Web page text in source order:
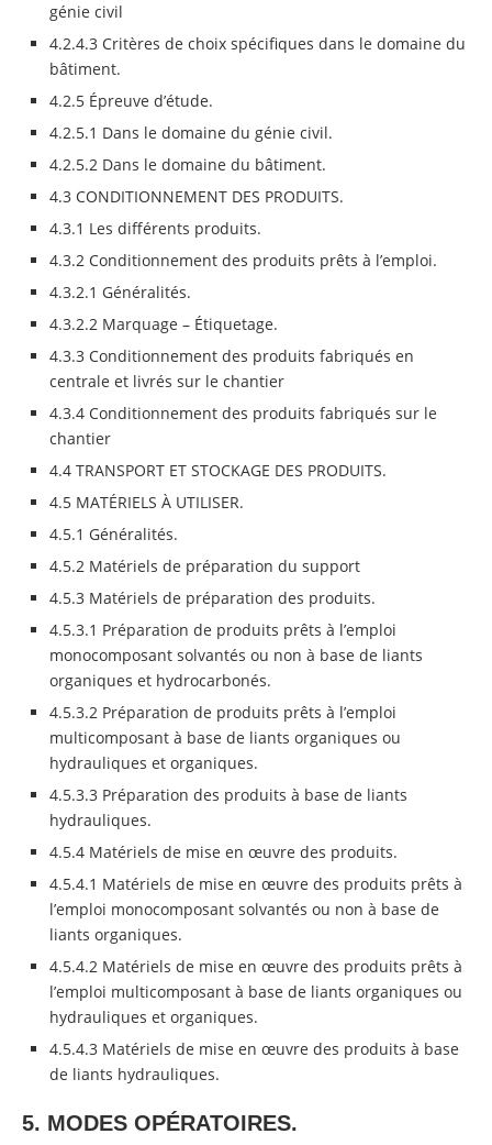
génie civil
4.2.4.3 Critères de choix spécifiques dans le domaine du
bâtiment.
4.2.5 Épreuve d’étude.
4.2.5.1 Dans le domaine du génie civil.
4.2.5.2 Dans le domaine du bâtiment.
4.3 CONDITIONNEMENT DES PRODUITS.
4.3.1 Les différents produits.
4.3.2 Conditionnement des produits prêts à l’emploi.
4.3.2.1 Généralités.
4.3.2.2 Marquage – Étiquetage.
4.3.3 Conditionnement des produits fabriqués en
centrale et livrés sur le chantier
4.3.4 Conditionnement des produits fabriqués sur le
chantier
4.4 TRANSPORT ET STOCKAGE DES PRODUITS.
4.5 MATÉRIELS À UTILISER.
4.5.1 Généralités.
4.5.2 Matériels de préparation du support
4.5.3 Matériels de préparation des produits.
4.5.3.1 Préparation de produits prêts à l’emploi
monocomposant solvantés ou non à base de liants
organiques et hydrocarbonés.
4.5.3.2 Préparation de produits prêts à l’emploi
multicomposant à base de liants organiques ou
hydrauliques et organiques.
4.5.3.3 Préparation des produits à base de liants
hydrauliques.
4.5.4 Matériels de mise en œuvre des produits.
4.5.4.1 Matériels de mise en œuvre des produits prêts à
l’emploi monocomposant solvantés ou non à base de
liants organiques.
4.5.4.2 Matériels de mise en œuvre des produits prêts à
l’emploi multicomposant à base de liants organiques ou
hydrauliques et organiques.
4.5.4.3 Matériels de mise en œuvre des produits à base
de liants hydrauliques.
5. MODES OPÉRATOIRES.